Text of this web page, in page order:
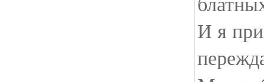
И я